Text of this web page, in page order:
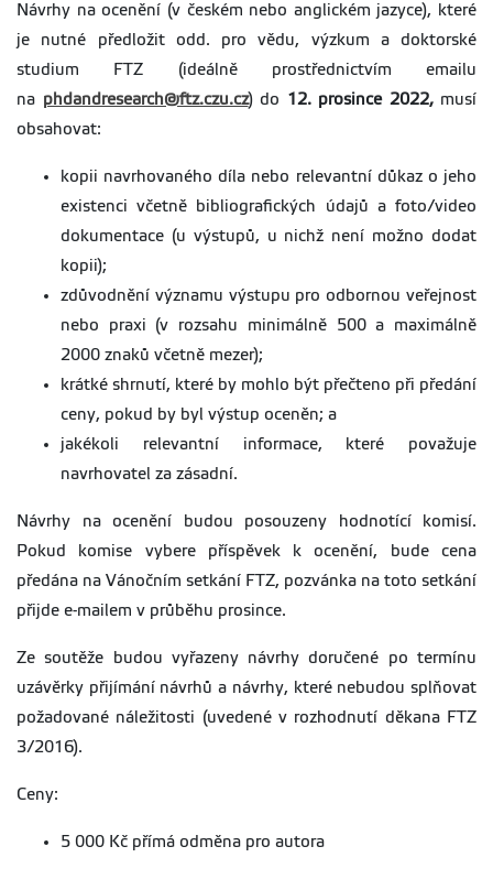
Návrhy na ocenění (v českém nebo anglickém jazyce), které
je nutné předložit odd. pro vědu, výzkum a doktorské
studium FTZ (ideálně prostřednictvím emailu
na phdandresearch@ftz.czu.cz) do 12. prosince 2022,musí
obsahovat:
kopii navrhovaného díla nebo relevantní důkaz o jeho
existenci včetně bibliografických údajů a foto/video
dokumentace (u výstupů, u nichž není možno dodat
kopii);
zdůvodnění významu výstupu pro odbornou veřejnost
nebo praxi (v rozsahu minimálně 500 a maximálně
2000 znaků včetně mezer);
krátké shrnutí, které by mohlo být přečteno při předání
ceny, pokud by byl výstup oceněn; a
jakékoli relevantní informace, které považuje
navrhovatel za zásadní.
Návrhy na ocenění budou posouzeny hodnotící komisí.
Pokud komise vybere příspěvek k ocenění, bude cena
předána na Vánočním setkání FTZ, pozvánka na toto setkání
přijde e-mailem v průběhu prosince.
Ze soutěže budou vyřazeny návrhy doručené po termínu
uzávěrky přijímání návrhů a návrhy, které nebudou splňovat
požadované náležitosti (uvedené v rozhodnutí děkana FTZ
3/2016).
Ceny:
5 000 Kč přímá odměna pro autora